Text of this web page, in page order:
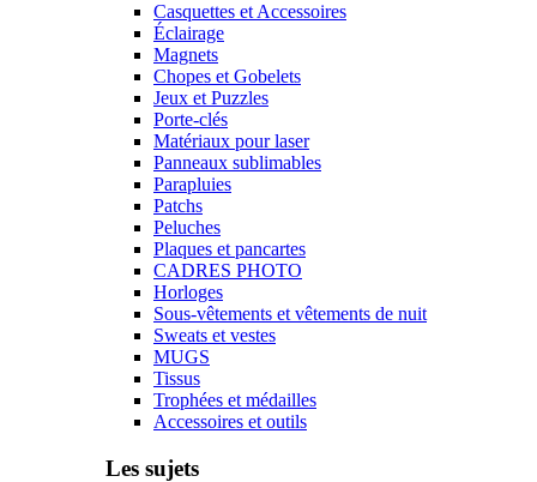
Casquettes et Accessoires
Éclairage
Magnets
Chopes et Gobelets
Jeux et Puzzles
Porte-clés
Matériaux pour laser
Panneaux sublimables
Parapluies
Patchs
Peluches
Plaques et pancartes
CADRES PHOTO
Horloges
Sous-vêtements et vêtements de nuit
Sweats et vestes
MUGS
Tissus
Trophées et médailles
Accessoires et outils
Les sujets